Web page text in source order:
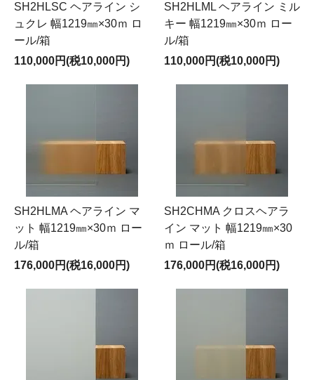
SH2HLSC ヘアライン シ
ュクレ 幅1219㎜×30ｍ ロ
ール/箱
110,000円(税10,000円)
SH2HLML ヘアライン ミル
キー 幅1219㎜×30ｍ ロー
ル/箱
110,000円(税10,000円)
SH2HLMA ヘアライン マ
ット 幅1219㎜×30ｍ ロー
ル/箱
176,000円(税16,000円)
SH2CHMA クロスヘアラ
イン マット 幅1219㎜×30
ｍ ロール/箱
176,000円(税16,000円)